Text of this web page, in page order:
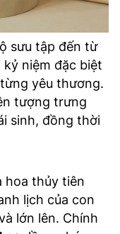
sưu tập đến từ
niệm đặc biệt
yêu thương.
tượng trưng
sinh, đồng thời
hoa thủy tiên
lịch của con
lớn lên. Chính